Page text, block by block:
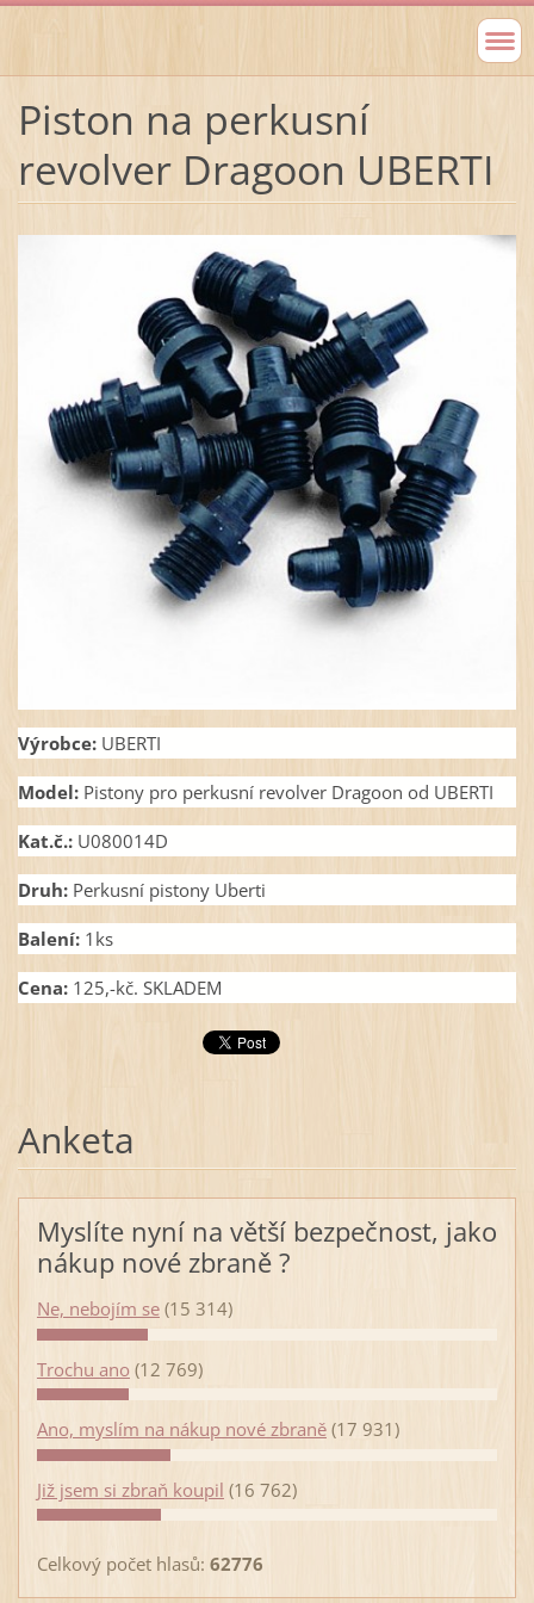
Piston na perkusní
revolver Dragoon UBERTI
Výrobce:UBERTI
Model:Pistony pro perkusní revolver Dragoon od UBERTI
Kat.č.:U080014D
Druh:Perkusní pistony Uberti
Balení: 1ks
Cena: 125,-kč. SKLADEM
Anketa
Myslíte nyní na větší bezpečnost, jako
nákup nové zbraně ?
Ne, nebojím se (15 314)
Trochu ano (12 769)
Ano, myslím na nákup nové zbraně (17 931)
Již jsem si zbraň koupil (16 762)
Celkový počet hlasů: 62776